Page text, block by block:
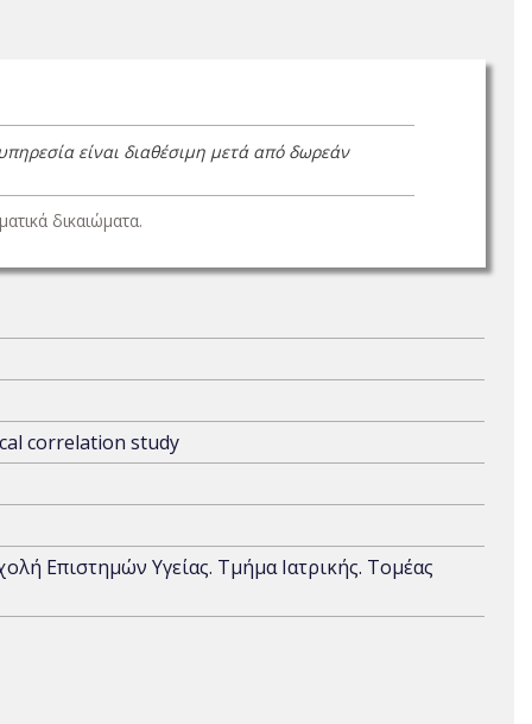
είναι διαθέσιμη μετά από δωρεάν
δικαιώματα.
correlation study
Επιστημών Υγείας. Τμήμα Ιατρικής. Τομέας